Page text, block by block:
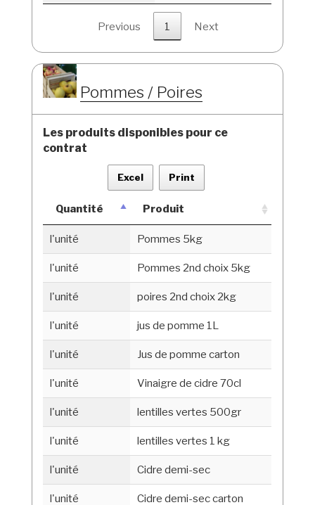
Previous 1 Next
Pommes / Poires
Les produits disponibles pour ce
contrat
Excel Print
Quantité Produit
l'unité Pommes 5kg
l'unité Pommes 2nd choix 5kg
l'unité poires 2nd choix 2kg
l'unité jus de pomme 1L
l'unité Jus de pomme carton
l'unité Vinaigre de cidre 70cl
l'unité lentilles vertes 500gr
l'unité lentilles vertes 1 kg
l'unité Cidre demi-sec
l'unité Cidre demi-sec carton